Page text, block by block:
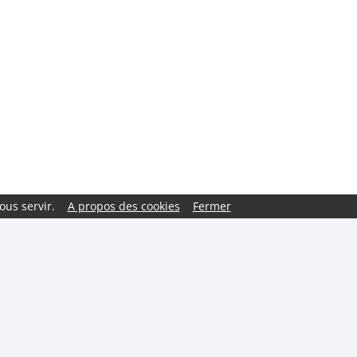
servir. A propos des cookies Fermer